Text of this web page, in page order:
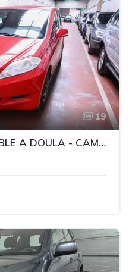
19
HONDA FR-V ( DISPONIBLE A DOULA - CAMEROUN )